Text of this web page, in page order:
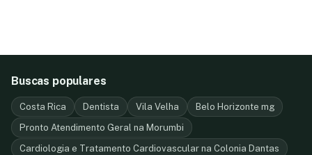
Buscas populares
Costa Rica Dentista Vila Velha
Belo Horizonte mg
Pronto Atendimento Geral na Morumbi
Cardiologia e Tratamento Cardiovascular na Colonia Dantas